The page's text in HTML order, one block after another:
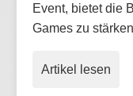
Event, bietet die
Games zu
Artikel lesen